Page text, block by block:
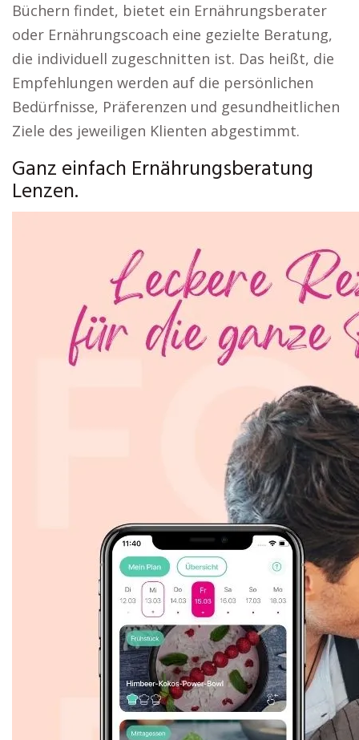
Büchern findet, bietet ein Ernährungsberater
oder Ernährungscoach eine gezielte Beratung,
die individuell zugeschnitten ist. Das heißt, die
Empfehlungen werden auf die persönlichen
Bedürfnisse, Präferenzen und gesundheitlichen
Ziele des jeweiligen Klienten abgestimmt.
Ganz einfach Ernährungsberatung
Lenzen.